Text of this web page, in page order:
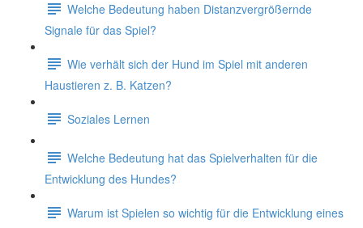
Welche Bedeutung haben Distanzvergrößernde
Signale für das Spiel?
Wie verhält sich der Hund im Spiel mit anderen
Haustieren z. B. Katzen?
Soziales Lernen
Welche Bedeutung hat das Spielverhalten für die
Entwicklung des Hundes?
Warum ist Spielen so wichtig für die Entwicklung eines